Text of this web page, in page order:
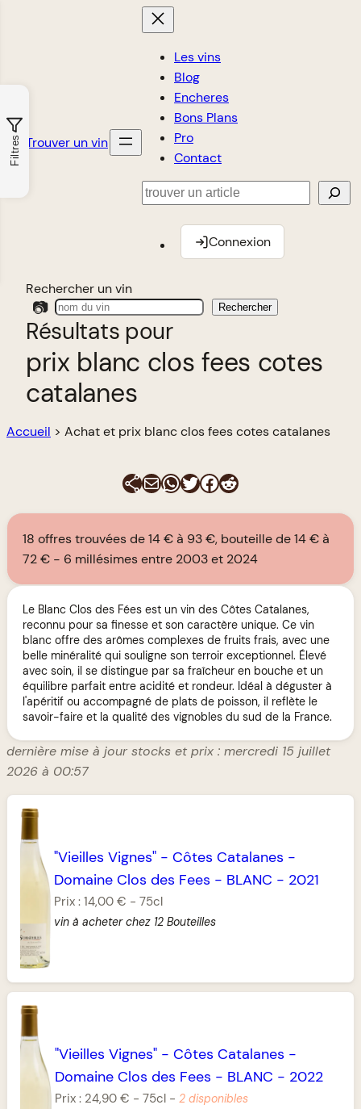
Trouver un vin
Les vins
Blog
Encheres
Bons Plans
Pro
Contact
Rechercher
Connexion
Rechercher un vin
📷 Rechercher
Résultats pour
prix blanc clos fees cotes
catalanes
Accueil > Achat et prix blanc clos fees cotes catalanes
E-mailWhatsApp
Twitter
Facebook
Reddit
18 offres trouvées de 14 € à 93 €, bouteille de 14 € à
72 €
6 millésimes entre 2003 et 2024
Le Blanc Clos des Fées est un vin des Côtes Catalanes,
reconnu pour sa finesse et son caractère unique. Ce vin
blanc offre des arômes complexes de fruits frais, avec une
belle minéralité qui souligne son terroir exceptionnel. Élevé
avec soin, il se distingue par sa fraîcheur en bouche et un
équilibre parfait entre acidité et rondeur. Idéal à déguster à
l'apéritif ou accompagné de plats de poisson, il reflète le
savoir-faire et la qualité des vignobles du sud de la France.
dernière mise à jour stocks et prix : mercredi 15 juillet
2026 à 00:57
"Vieilles Vignes"- Côtes Catalanes -
Domaine Clos des Fees - BLANC - 2021
Prix : 14,00 € - 75cl
vin à acheter chez 12 Bouteilles
"Vieilles Vignes"- Côtes Catalanes -
Domaine Clos des Fees - BLANC - 2022
Prix : 24,90 € - 75cl- 2 disponibles
Filtres